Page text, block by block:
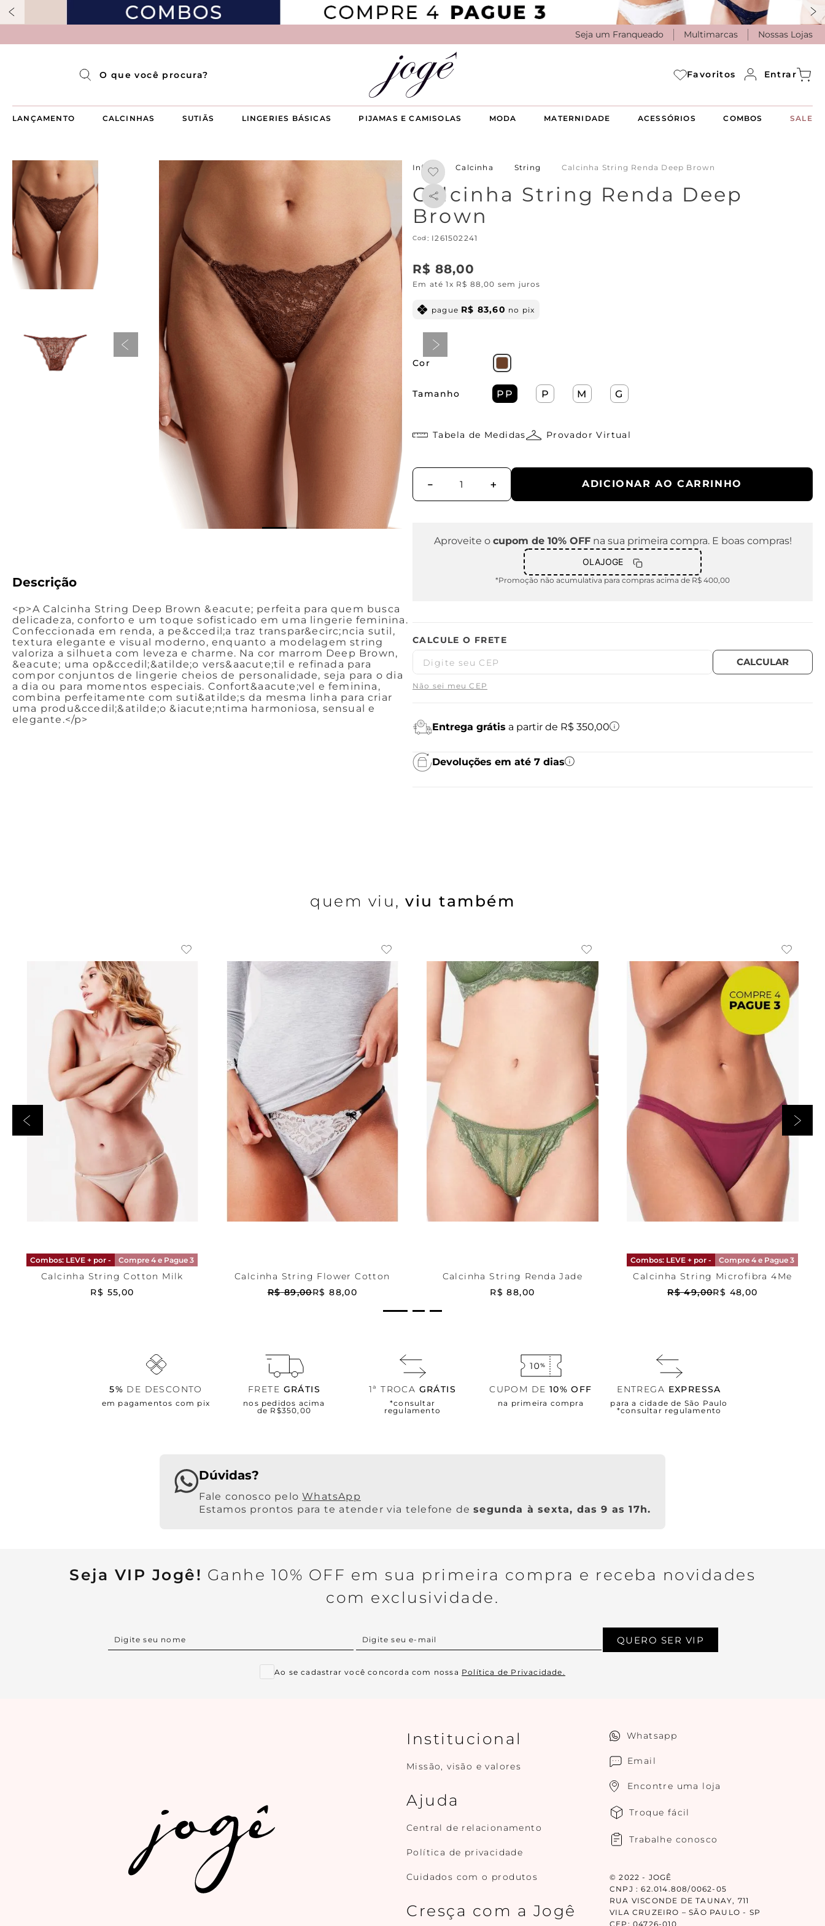
Seja um Franqueado Multimarcas Nossas Lojas
Favoritos Entrar
LANÇAMENTO CALCINHAS SUTIÃS LINGERIES BÁSICAS PIJAMAS E CAMISOLAS MODA MATERNIDADE ACESSÓRIOS COMBOS SALE
Pijama Longo Americado Aberto Luma
Pijama Capri Aberto
Pijama Curto Aberto
Descrição
<p>A Calcinha String Deep Brown &eacute; perfeita para quem busca
delicadeza, conforto e um toque sofisticado em uma lingerie feminina.
Confeccionada em renda, a pe&ccedil;a traz transpar&ecirc;ncia sutil,
textura elegante e visual moderno, enquanto a modelagem string
valoriza a silhueta com leveza e charme. Na cor marrom Deep Brown,
&eacute; uma op&ccedil;&atilde;o vers&aacute;til e refinada para
compor conjuntos de lingerie cheios de personalidade, seja para o dia
a dia ou para momentos especiais. Confort&aacute;vel e feminina,
combina perfeitamente com suti&atilde;s da mesma linha para criar
uma produ&ccedil;&atilde;o &iacute;ntima harmoniosa, sensual e
elegante.</p>
Calcinha String Calcinha String Renda Deep Brown
Calcinha String Renda Deep
Brown
: I261502241
R$ 88,00
Em até1 x R$ 88,00 sem juros
pague R$ 83,60 no pix
Cor
Tamanho PP P M G
Provador Virtual
Tabela de Medidas
＋
－ ADICIONAR AO CARRINHO
Aproveite o cupom de 10% OFFna sua primeira compra. E boas compras!
OLAJOGE
*Promoção não acumulativa para compras acima de R$ 400,00
Não sei meu CEP
Entrega grátis a partir de R$ 350,00
Devoluções em até 7 dias
quem viu, viu também
P
Combos: LEVE + por - Compre 4 e Pague 3
Calcinha String Cotton Milk
R$ 55,00
PP
Calcinha String Flower Cotton
R$ 89,00R$ 88,00
PP
Calcinha String Renda Jade
R$ 88,00
Combos: LEVE + por - Compre 4 e Pague 3
Calcinha String Microfibra 4Me
R$ 49,00R$ 48,00
5% DE DESCONTO
em pagamentos com pix
FRETE GRÁTIS
nos pedidos acima
de R$350,00
1ª TROCA GRÁTIS
*consultar
regulamento
CUPOM DE 10% OFF
na primeira compra
ENTREGA EXPRESSA
para a cidade de São Paulo
*consultar regulamento
Dúvidas?
WhatsApp
Estamos prontos para te atender via telefone desegunda à sexta, das 9 as 17h.
Seja VIP Jogê! Ganhe 10% OFF em sua primeira compra e receba novidades
com exclusividade.
QUERO SER VIP
Ao se cadastrar você concorda com nossa Política de Privacidade.
Institucional
Missão, visão e valores
Ajuda
Central de relacionamento
Política de privacidade
Cuidados com o produtos
Cresça com a Jogê
Whatsapp
Email
Encontre uma loja
Troque fácil
Trabalhe conosco
© 2022 - JOGÊ
CNPJ : 62.014.808/0062-05
RUA VISCONDE DE TAUNAY, 711
VILA CRUZEIRO – SÃO PAULO - SP
CEP: 04726-010